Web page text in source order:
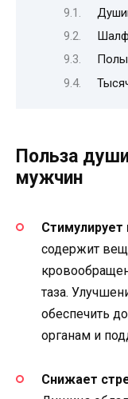
Польза
мужчин
содержит
таза.
обеспечить
органам и
Снижает